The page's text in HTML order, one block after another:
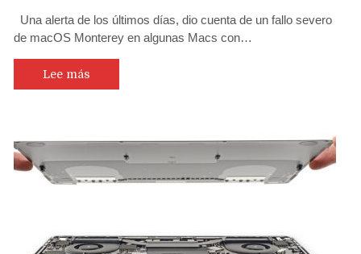
Una alerta de los últimos días, dio cuenta de un fallo severo
de macOS Monterey en algunas Macs con…
Lee más